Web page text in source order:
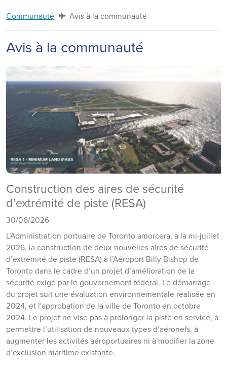
Communauté Avis à la communauté
Avis à la communauté
Construction des aires de sécurité
d’extrémité de piste (RESA)
30/06/2026
L’Administration portuaire de Toronto amorcera, à la mi-juillet
2026, la construction de deux nouvelles aires de sécurité
d’extrémité de piste (RESA) à l’Aéroport Billy Bishop de
Toronto dans le cadre d’un projet d’amélioration de la
sécurité exigé par le gouvernement fédéral. Le démarrage
du projet suit une évaluation environnementale réalisée en
2024, et l'approbation de la ville de Toronto en octobre
2024. Le projet ne vise pas à prolonger la piste en service, à
permettre l’utilisation de nouveaux types d’aéronefs, à
augmenter les activités aéroportuaires ni à modifier la zone
d’exclusion maritime existante.